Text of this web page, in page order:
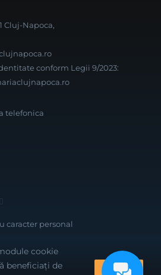
Cluj-Napoca,
conform Legii 9/2023:
telefonica
caracter personal
cookie
beneficiați de
OK